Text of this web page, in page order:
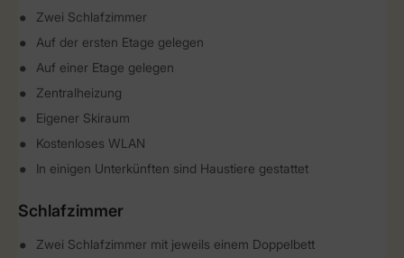
Zwei Schlafzimmer
Auf der ersten Etage gelegen
Auf einer Etage gelegen
Zentralheizung
Eigener Skiraum
Kostenloses WLAN
In einigen Unterkünften sind Haustiere gestattet
Schlafzimmer
Zwei Schlafzimmer mit jeweils einem Doppelbett